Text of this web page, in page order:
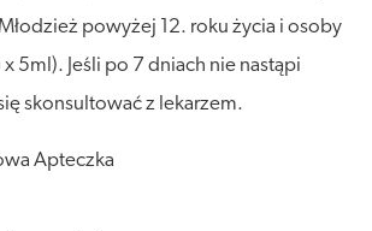
powyżej 12. roku życia i osoby
5ml). Jeśli po 7 dniach nie nastąpi
skonsultować z lekarzem.
Apteczka